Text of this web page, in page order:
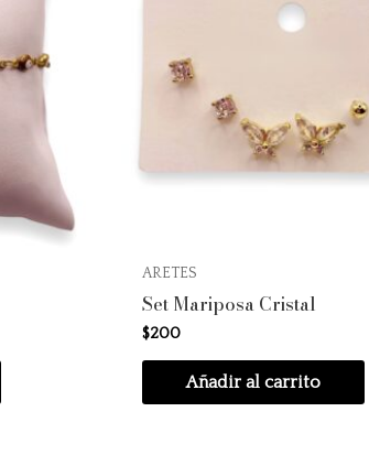
ARETES
Set Mariposa Cristal
$200
Añadir al carrito